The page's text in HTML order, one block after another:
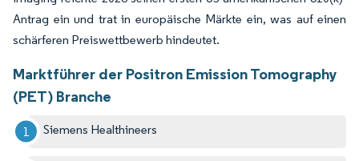
Antrag ein und trat in europäische Märkte ein, was auf einen
schärferen Preiswettbewerb hindeutet.
Marktführer der Positron Emission Tomography
(PET) Branche
Siemens Healthineers